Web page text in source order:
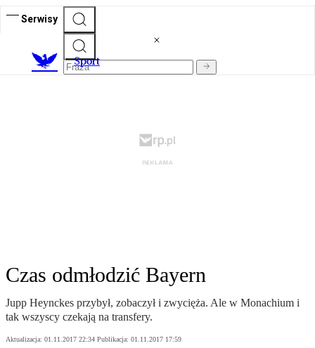
Serwisy
Sport
Czas odmłodzić Bayern
Jupp Heynckes przybył, zobaczył i zwycięża. Ale w Monachium i
tak wszyscy czekają na transfery.
Aktualizacja: 01.11.2017 22:34 Publikacja: 01.11.2017 17:59